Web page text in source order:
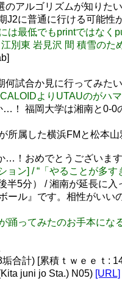
アルゴリズムが知りた
に普通に行ける可能性
は最低でもprintではなく
別東 岩見沢 間 積雪のた
試合か見に行ってみた
よりUTAUのがハ
！ 福岡大学は湘南と0-0
所属した横浜FMと松本
…！おめでとうございま
ョン] / “「やることが多
半5分） / 湘南が延長に
ール』です。相性がい
踊ってみたのお手本に
合計) [累積ｔｗｅｅｔ:
juni jo Sta.) N05) [URL]